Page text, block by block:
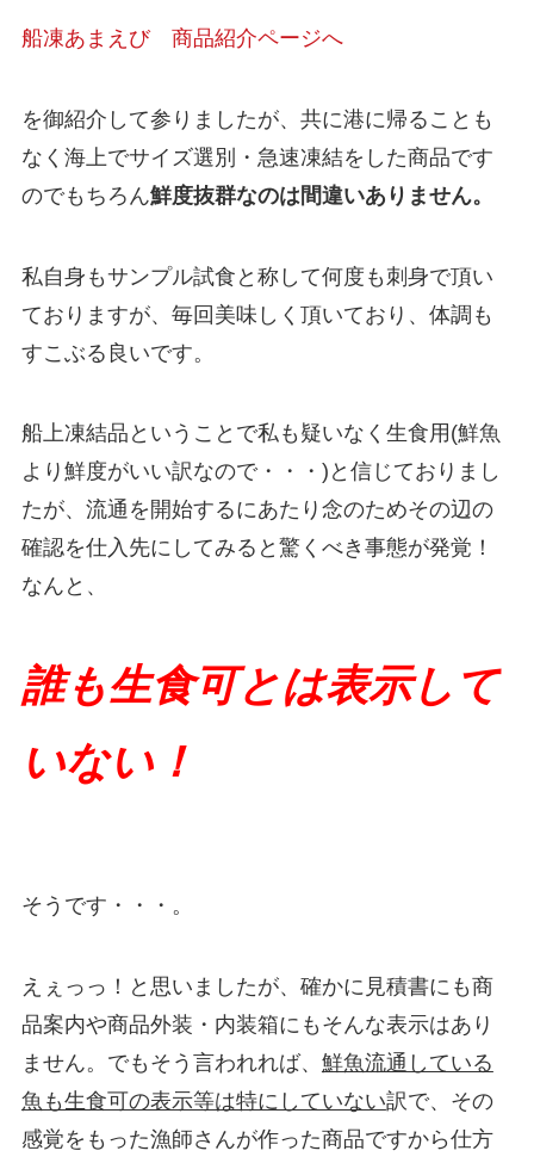
船凍あまえび 商品紹介ページへ
を御紹介して参りましたが、共に港に帰ることも
なく海上でサイズ選別・急速凍結をした商品です
のでもちろん鮮度抜群なのは間違いありません。
私自身もサンプル試食と称して何度も刺身で頂い
ておりますが、毎回美味しく頂いており、体調も
すこぶる良いです。
船上凍結品ということで私も疑いなく生食用(鮮魚
より鮮度がいい訳なので・・・)と信じておりまし
たが、流通を開始するにあたり念のためその辺の
確認を仕入先にしてみると驚くべき事態が発覚！
なんと、
誰も生食可とは表示して
いない！
そうです・・・。
えぇっっ！と思いましたが、確かに見積書にも商
品案内や商品外装・内装箱にもそんな表示はあり
ません。でもそう言われれば、 鮮魚流通している
魚も生食可の表示等は特にしていない訳で、その
感覚をもった漁師さんが作った商品ですから仕方